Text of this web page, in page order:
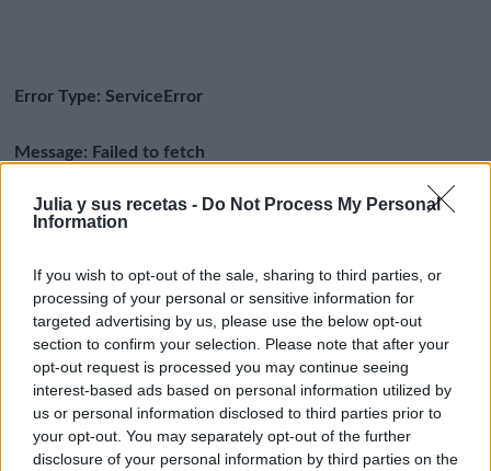
Julia y sus recetas - Do Not Process My Personal
Information
If you wish to opt-out of the sale, sharing to third parties, or
processing of your personal or sensitive information for
targeted advertising by us, please use the below opt-out
section to confirm your selection. Please note that after your
opt-out request is processed you may continue seeing
interest-based ads based on personal information utilized by
us or personal information disclosed to third parties prior to
your opt-out. You may separately opt-out of the further
disclosure of your personal information by third parties on the
¿Te ha gustado la receta?
Facebook
Twitter
Pinea esta receta